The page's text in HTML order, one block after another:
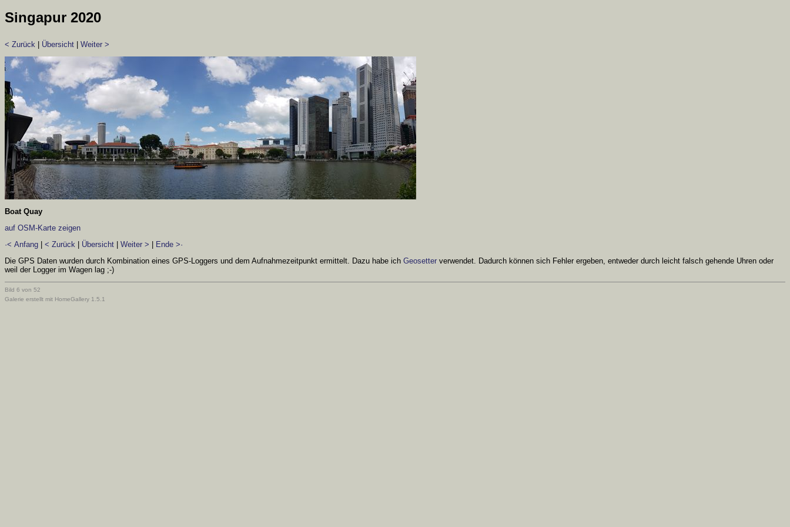
Singapur 2020
< Zurück Übersicht Weiter >
Boat Quay
auf OSM-Karte zeigen
·< Anfang
< Zurück Übersicht Weiter >
Ende >·
Die GPS Daten wurden durch Kombination eines GPS-Loggers und dem Aufnahmezeitpunkt ermittelt. Dazu habe ich Geosetter verwendet. Dadurch können sich Fehler ergeben, entweder durch leicht falsch gehende Uhren oder
weil der Logger im Wagen lag ;-)
Bild 6 von 52
Galerie erstellt mit HomeGallery 1.5.1